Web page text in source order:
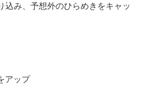
込み、予想外のひらめきをキャッ
アップ